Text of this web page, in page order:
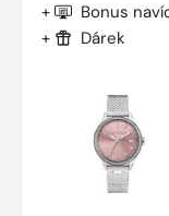
+ Bonus
+ Dárek